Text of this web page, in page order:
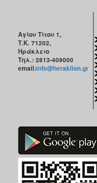
Αγίου Τίτου 1,
Τ.Κ. 71202,
Ηράκλειο
Τηλ.: 2813-409000
email:info@heraklion.gr